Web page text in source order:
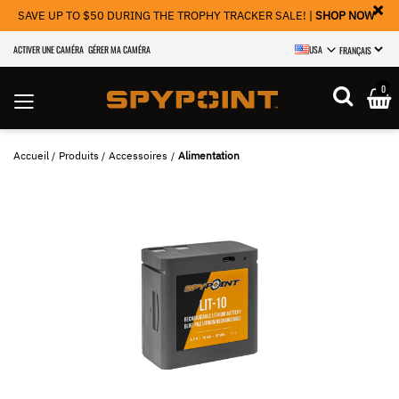
SAVE UP TO $50 DURING THE TROPHY TRACKER SALE! | SHOP NOW
ACTIVER UNE CAMÉRA GÉRER MA CAMÉRA USA
SELECT
0
Accueil Produits Accessoires Alimentation